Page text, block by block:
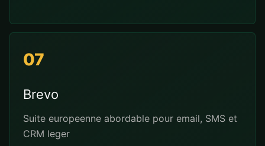
07
Brevo
Suite europeenne abordable pour email, SMS et
CRM leger